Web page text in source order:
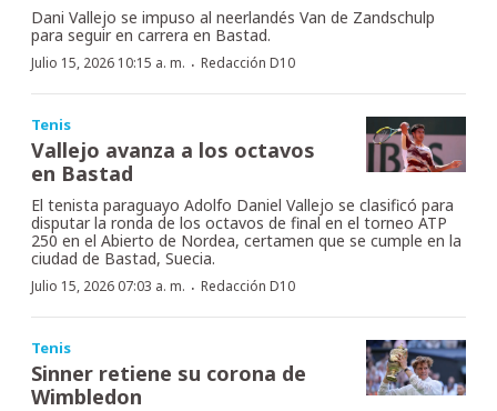
Dani Vallejo se impuso al neerlandés Van de Zandschulp
para seguir en carrera en Bastad.
Julio 15, 2026 10:15 a. m. · Redacción D10
Tenis
Vallejo avanza a los octavos
en Bastad
El tenista paraguayo Adolfo Daniel Vallejo se clasificó para
disputar la ronda de los octavos de final en el torneo ATP
250 en el Abierto de Nordea, certamen que se cumple en la
ciudad de Bastad, Suecia.
Julio 15, 2026 07:03 a. m. · Redacción D10
Tenis
Sinner retiene su corona de
Wimbledon